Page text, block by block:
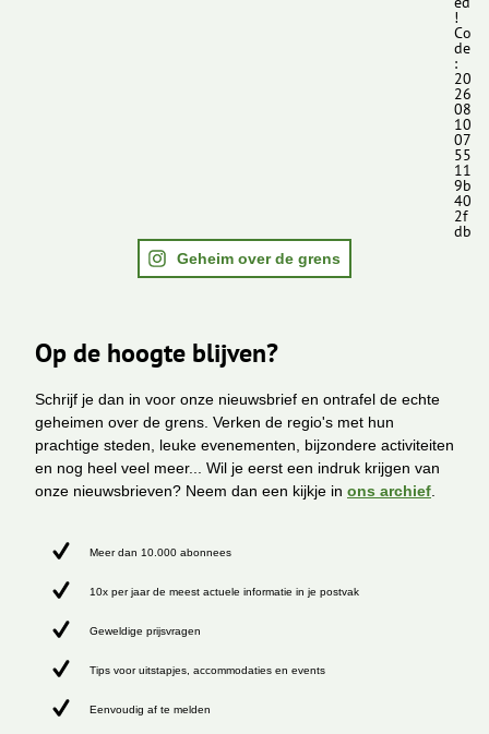
!
Co
de
:
20
26
08
10
07
55
11
9b
40
2f
db
Geheim over de grens
Op de hoogte blijven?
Schrijf je dan in voor onze nieuwsbrief en ontrafel de echte
geheimen over de grens. Verken de regio's met hun
prachtige steden, leuke evenementen, bijzondere activiteiten
en nog heel veel meer... Wil je eerst een indruk krijgen van
onze nieuwsbrieven? Neem dan een kijkje in ons archief.
Meer dan 10.000 abonnees
10x per jaar de meest actuele informatie in je postvak
Geweldige prijsvragen
Tips voor uitstapjes, accommodaties en events
Eenvoudig af te melden